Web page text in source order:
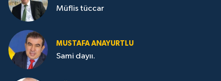
Müflis tüccar
MUSTAFA ANAYURTLU
Sami dayıı.